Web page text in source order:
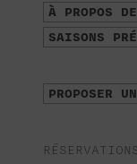
À PROPOS
SAISONS
PROPOSER